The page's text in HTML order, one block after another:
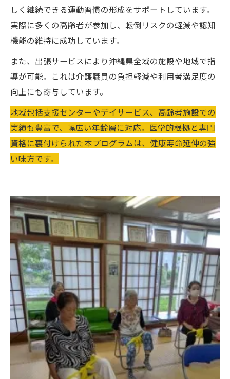
しく継続できる運動習慣の形成をサポートしています。
実際に多くの高齢者が参加し、転倒リスクの軽減や認知
機能の維持に成功しています。
また、出張サービスにより沖縄県全域の施設や地域で指
導が可能。これは介護職員の負担軽減や利用者満足度の
向上にも寄与しています。
地域包括支援センターやデイサービス、高齢者施設での
実績も豊富で、幅広い年齢層に対応。医学的根拠と専門
資格に裏付けられた本プログラムは、健康寿命延伸の強
い味方です。